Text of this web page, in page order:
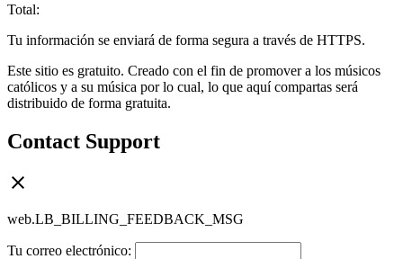
Total:
Tu información se enviará de forma segura a través de HTTPS.
Este sitio es gratuito. Creado con el fin de promover a los músicos
católicos y a su música por lo cual, lo que aquí compartas será
distribuido de forma gratuita.
Contact Support
web.LB_BILLING_FEEDBACK_MSG
Tu correo electrónico: